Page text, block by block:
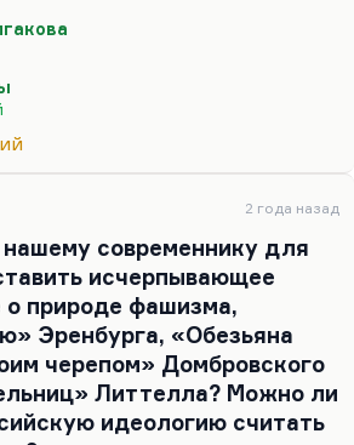
звезду из колодца, что-то
какие-то
Достоевского,
Христа, который целует
это с одной стороны
амбивалентно это все. Вот
расстрелять того
затравил собаками
крайней мере, понятно,…
2 года назад
современнику для
исчерпывающее
о природе фашизма,
Эренбурга, «Обезьяна
черепом» Домбровского
Литтелла? Можно ли
идеологию считать